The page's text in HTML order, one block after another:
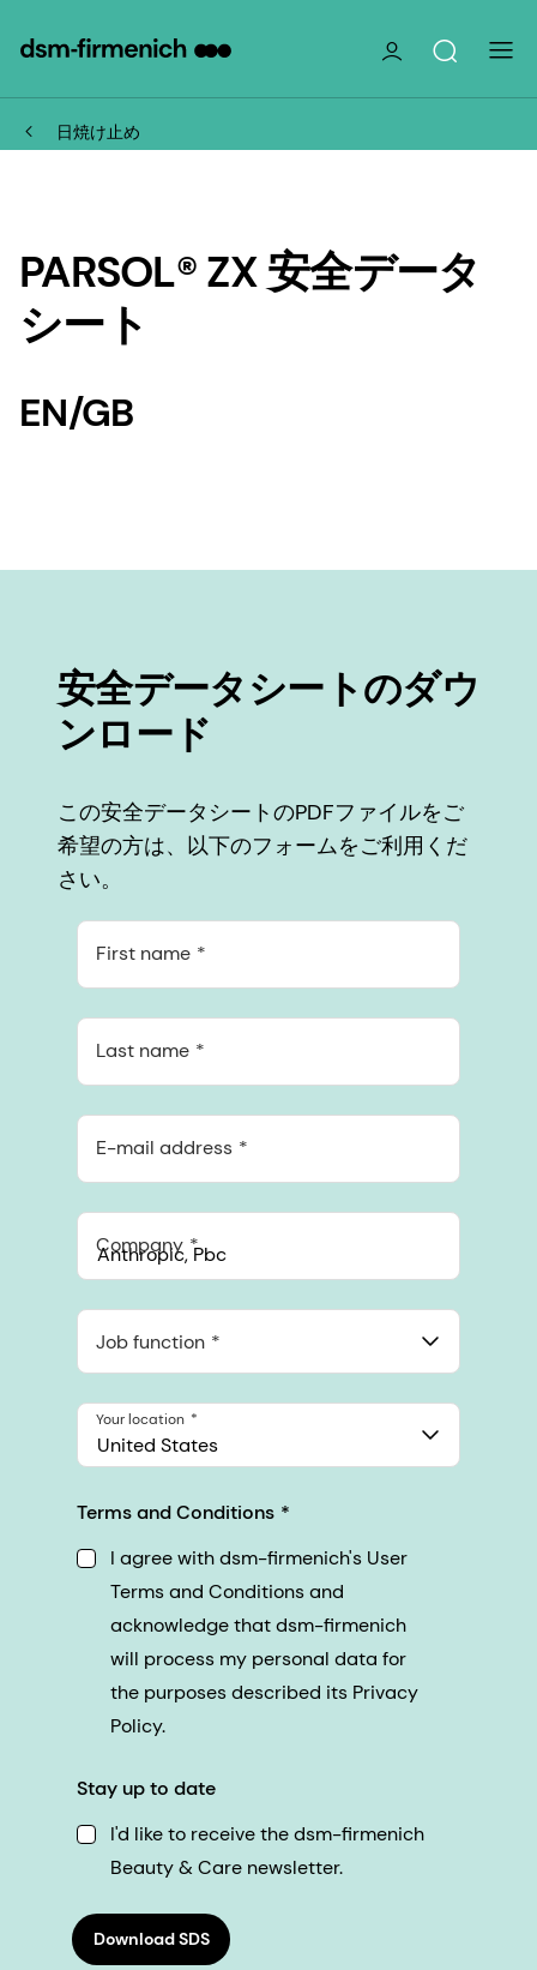
日焼け止め
PARSOL® ZX 安全データ
シート
EN/GB
安全データシートのダウ
ンロード
この安全データシートのPDFファイルをご
希望の方は、以下のフォームをご利用くだ
さい。
First name
Last name
E-mail address
Company
548 Market St Pmb 90375, San Francisco, California, US
Job function
United States
Your location
Terms and Conditions
I agree with dsm-firmenich's User
Terms and Conditions and
acknowledge that dsm-firmenich
will process my personal data for
the purposes described its Privacy
Policy.
Stay up to date
I'd like to receive the dsm-firmenich
Beauty & Care newsletter.
Download SDS